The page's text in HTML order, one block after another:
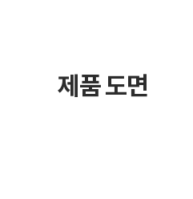
제품 도면